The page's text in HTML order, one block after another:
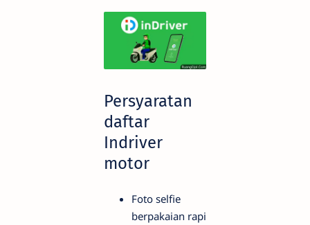
Persyaratan
daftar
Indriver
motor
Foto selfie
berpakaian rapi